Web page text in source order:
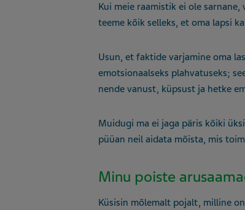
Kui meie raamistik ei ole
teeme kõik selleks, et oma lapsi
Usun, et faktide varjamine oma
emotsionaalseks plahvatuseks;
nende vanust, küpsust ja hetke
Muidugi ma ei jaga päris kõiki
püüan neil aidata mõista, mis
Minu poiste
Küsisin mõlemalt pojalt, milline